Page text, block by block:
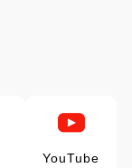
YouTube